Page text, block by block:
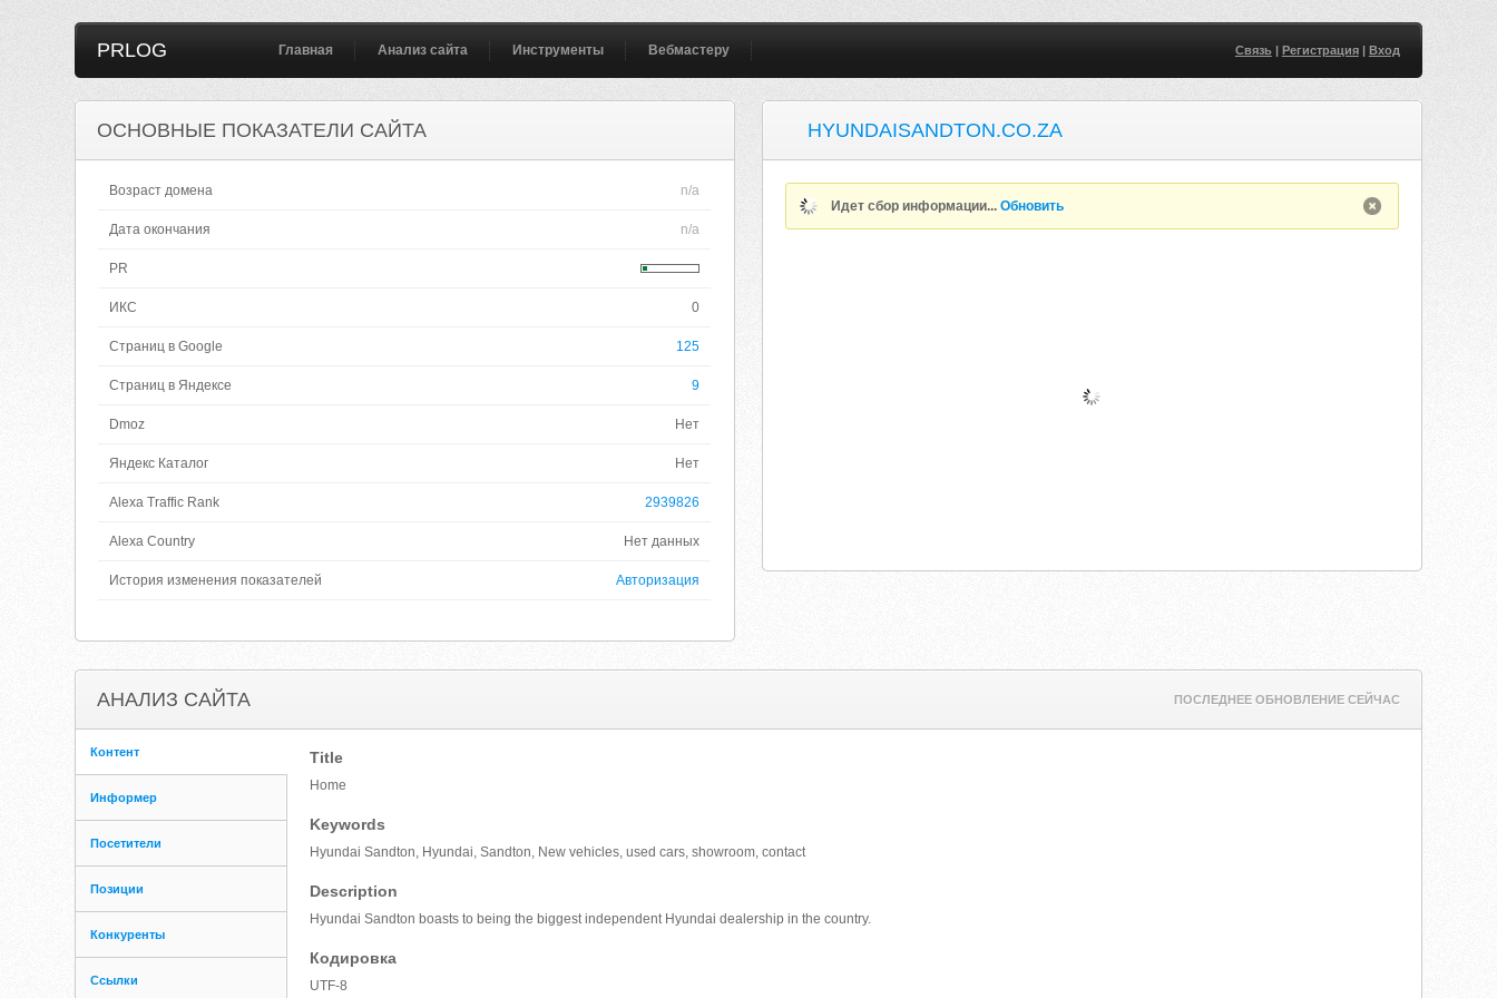
PRLOG Главная Анализ сайта Инструменты Вебмастеру Связь| Регистрация| Вход
ОСНОВНЫЕ ПОКАЗАТЕЛИ САЙТА
Возраст домена n/a
Дата окончания n/a
PR
ИКС 0
Страниц в Google 125
Страниц в Яндексе 9
Dmoz Нет
Яндекс Каталог Нет
Alexa Traffic Rank 2939826
Alexa Country Нет данных
История изменения показателей Авторизация
HYUNDAISANDTON.CO.ZA
Идет сбор информации...Обновить
АНАЛИЗ САЙТА ПОСЛЕДНЕЕ ОБНОВЛЕНИЕ СЕЙЧАС
Контент
Информер
Посетители
Позиции
Конкуренты
Ссылки
Title
Home
Keywords
Hyundai Sandton, Hyundai, Sandton, New vehicles, used cars, showroom, contact
Description
Hyundai Sandton boasts to being the biggest independent Hyundai dealership in the country.
Кодировка
UTF-8